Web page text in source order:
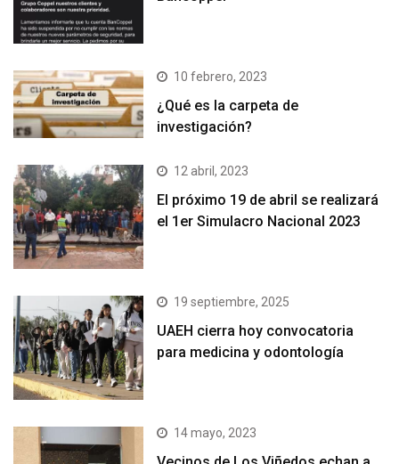
10 febrero, 2023
¿Qué es la carpeta de
investigación?
12 abril, 2023
El próximo 19 de abril se realizará
el 1er Simulacro Nacional 2023
19 septiembre, 2025
UAEH cierra hoy convocatoria
para medicina y odontología
14 mayo, 2023